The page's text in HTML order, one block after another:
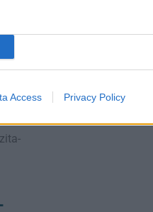
Access Privacy Policy
száz